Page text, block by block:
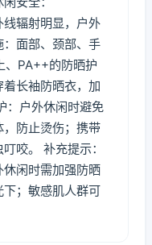
辐射明显，户外
面部、颈部、手
、PA++的防晒护
长袖防晒衣，加
：户外休闲时避免
防止烫伤；携带
咬。 补充提示：
闲时需加强防晒
；敏感肌人群可